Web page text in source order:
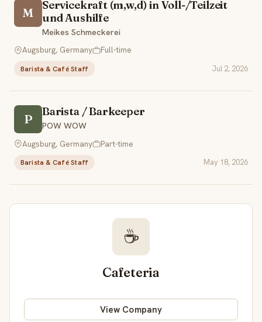
M
Servicekraft (m,w,d) in Voll-/Teilzeit
und Aushilfe
Meikes Schmeckerei
Augsburg, Germany
Full-time
Barista & Café Staff Jul 2, 2026
P
Barista / Barkeeper
POW WOW
Augsburg, Germany
Part-time
Barista & Café Staff May 18, 2026
☕
Cafeteria
View Company